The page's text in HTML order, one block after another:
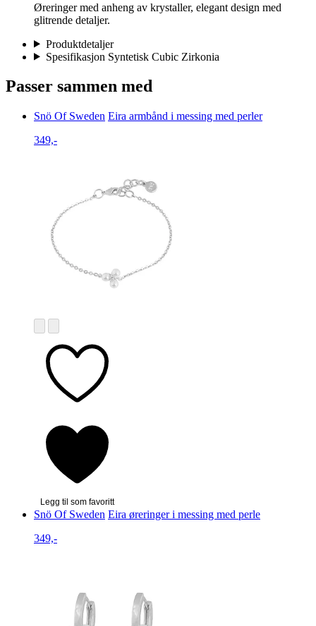
Øreringer med anheng av krystaller, elegant design med
glitrende detaljer.
Produktdetaljer
Spesifikasjon Syntetisk Cubic Zirkonia
Passer sammen med
Snö Of Sweden Eira armbånd i messing med perler
349,-
Legg til som favoritt
Snö Of Sweden Eira øreringer i messing med perle
349,-